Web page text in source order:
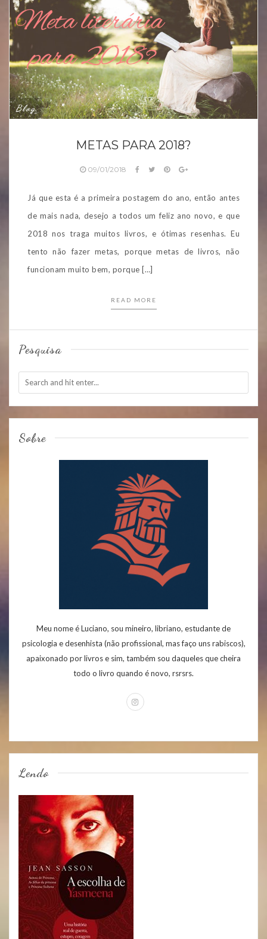
Blog
METAS PARA 2018?
09/01/2018
Já que esta é a primeira postagem do ano, então antes
de mais nada, desejo a todos um feliz ano novo, e que
2018 nos traga muitos livros, e ótimas resenhas. Eu
tento não fazer metas, porque metas de livros, não
funcionam muito bem, porque […]
READ MORE
Pesquisa
Sobre
Meu nome é Luciano, sou mineiro, libriano, estudante de
psicologia e desenhista (não profissional, mas faço uns rabiscos),
apaixonado por livros e sim, também sou daqueles que cheira
todo o livro quando é novo, rsrsrs.
Lendo